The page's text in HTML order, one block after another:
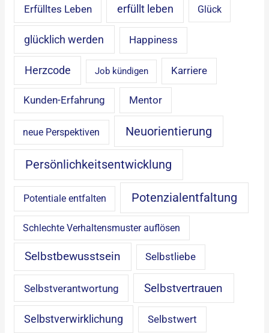
Erfülltes Leben erfüllt leben Glück
glücklich werden Happiness
Herzcode Job kündigen Karriere
Kunden-Erfahrung Mentor
neue Perspektiven Neuorientierung
Persönlichkeitsentwicklung
Potentiale entfalten Potenzialentfaltung
Schlechte Verhaltensmuster auflösen
Selbstbewusstsein Selbstliebe
Selbstverantwortung Selbstvertrauen
Selbstverwirklichung Selbstwert